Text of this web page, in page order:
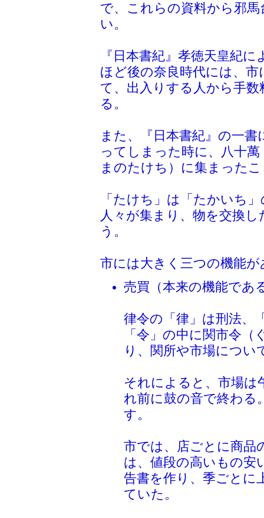
で、これらの資料から邪
い。
『日本書紀』孝徳天皇紀
ほど後の奈良時代には、
て、出入りする人から手
る。
また、『日本書紀』の一
ってしまった時に、八十
まのたけち）に集まった
「たけち」は「たかいち
人々が集まり、物を交換
う。
市には大きく三つの機能が
売買（本来の機能であ
律令の「律」は刑法、
「令」の中に関市令
り、関所や市場につ
それによると、市場は
れ前に鼓の音で終わる
す。
市では、店ごとに商品
は、値段の高いもの安
告書を作り、季ごとに
ていた。